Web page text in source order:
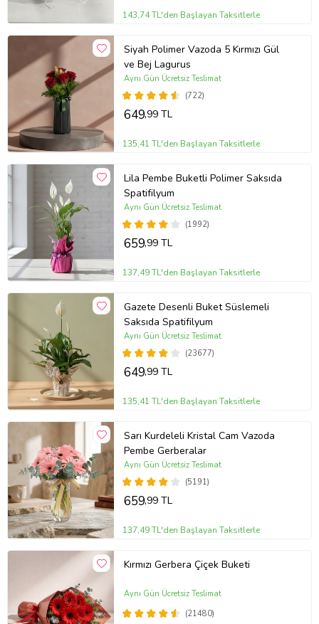
143,74 TL'den Başlayan Taksitlerle
Siyah Polimer Vazoda 5 Kırmızı Gül
ve Bej Lagurus
(722)
Aynı Gün Ücretsiz Teslimat
649,99 TL
135,41 TL'den Başlayan Taksitlerle
Lila Pembe Buketli Polimer Saksıda
Spatifilyum
(1992)
Aynı Gün Ücretsiz Teslimat
659,99 TL
137,49 TL'den Başlayan Taksitlerle
Gazete Desenli Buket Süslemeli
Saksıda Spatifilyum
(23677)
Aynı Gün Ücretsiz Teslimat
649,99 TL
135,41 TL'den Başlayan Taksitlerle
Sarı Kurdeleli Kristal Cam Vazoda
Pembe Gerberalar
(5191)
Aynı Gün Ücretsiz Teslimat
659,99 TL
137,49 TL'den Başlayan Taksitlerle
Kırmızı Gerbera Çiçek Buketi
(21480)
Aynı Gün Ücretsiz Teslimat